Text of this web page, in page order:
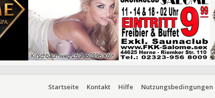
Startseite Kontakt Hilfe Nutzungsbedingungen